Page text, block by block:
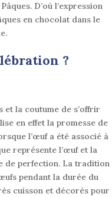
D’où l’expression
en chocolat dans le
.
?
et la coutume de s’offrir
en effet la promesse de
l’œuf a été associé à
représente l’œuf et la
de perfection. La tradition
pendant la durée du
cuisson et décorés pour